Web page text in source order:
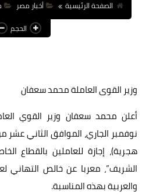
فن
الصفحة الرئيسية
أخبار مصر
الحجم
وزير القوى العاملة محمد سعفان
هجرية)، إجازة للعاملين بالقطاع
الشريف”، معربا عن خالص التهاني
والعربية بهذه المناسبة.